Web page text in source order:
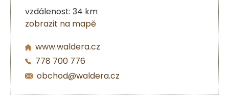
vzdálenost: 34 km
zobrazit na mapě
www.waldera.cz
778 700 776
obchod@waldera.cz